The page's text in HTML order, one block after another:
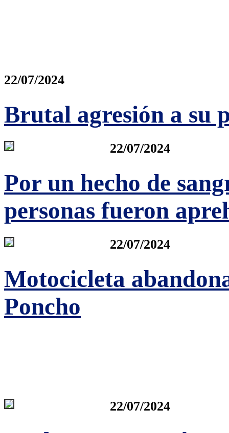
22/07/2024
Brutal agresión a su
22/07/2024
Por un hecho de
personas fueron
22/07/2024
Motocicleta
Poncho
22/07/2024